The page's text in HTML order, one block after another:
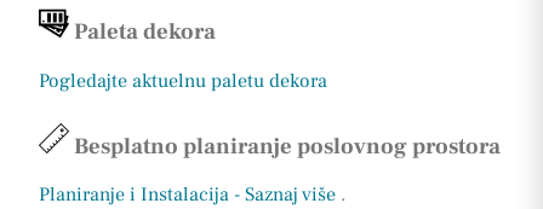
Paleta dekora
Pogledajte aktuelnu paletu dekora
Besplatno planiranje poslovnog prostora
Planiranje i Instalacija - Saznaj više .